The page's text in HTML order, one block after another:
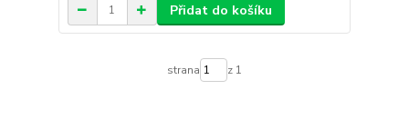
Přidat do košíku
strana z 1